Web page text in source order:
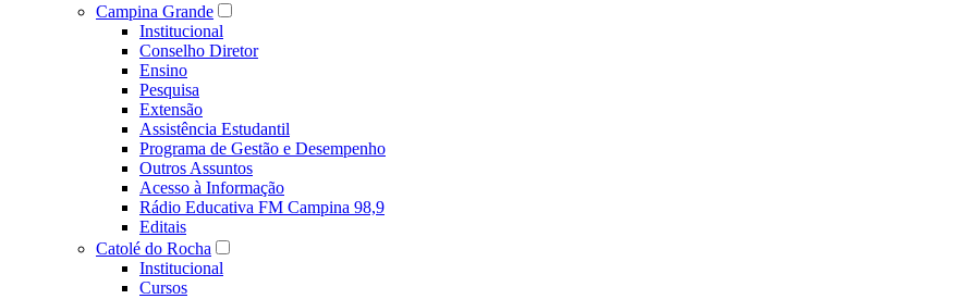
Campina Grande
Institucional
Conselho Diretor
Ensino
Pesquisa
Extensão
Assistência Estudantil
Programa de Gestão e Desempenho
Outros Assuntos
Acesso à Informação
Rádio Educativa FM Campina 98,9
Editais
Catolé do Rocha
Institucional
Cursos